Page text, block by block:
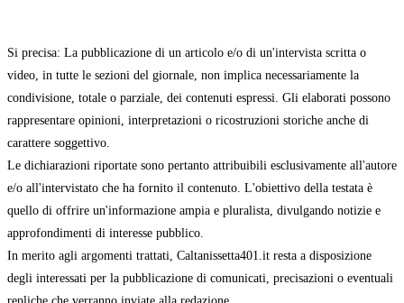
Si precisa: La pubblicazione di un articolo e/o di un'intervista scritta o
video, in tutte le sezioni del giornale, non implica necessariamente la
condivisione, totale o parziale, dei contenuti espressi. Gli elaborati possono
rappresentare opinioni, interpretazioni o ricostruzioni storiche anche di
carattere soggettivo.
Le dichiarazioni riportate sono pertanto attribuibili esclusivamente all'autore
e/o all'intervistato che ha fornito il contenuto. L'obiettivo della testata è
quello di offrire un'informazione ampia e pluralista, divulgando notizie e
approfondimenti di interesse pubblico.
In merito agli argomenti trattati, Caltanissetta401.it resta a disposizione
degli interessati per la pubblicazione di comunicati, precisazioni o eventuali